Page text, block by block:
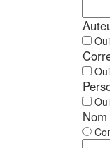
Oui
Oui
Oui